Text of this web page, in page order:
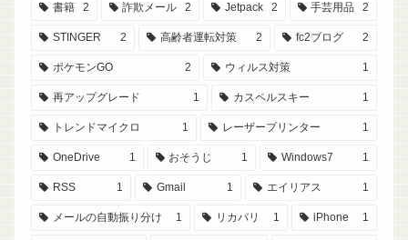
書籍 2 詐欺メール 2 Jetpack 2 手芸用品 2
STINGER 2 高齢者運転対策 2 fc2ブログ 2
ポケモンGO 2 ウィルス対策 1
再アップグレード 1 カスペルスキー 1
トレンドマイクロ 1 レーザープリンター 1
OneDrive 1 おそうじ 1 Windows7 1
RSS 1 Gmail 1 エイリアス 1
メールの自動振り分け 1 リカバリ 1 iPhone 1